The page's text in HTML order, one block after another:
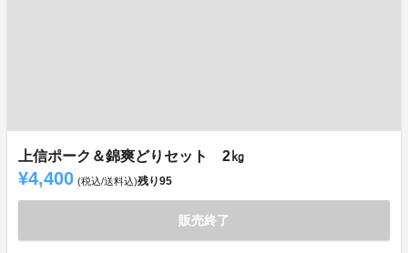
上信ポーク＆錦爽どりセット 2㎏
¥4,400 (税込/送料込)残り95
販売終了